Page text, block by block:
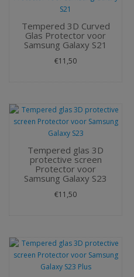
Tempered 3D Curved
Glas Protector voor
Samsung Galaxy S21
€11,50
Tempered glas 3D
protective screen
Protector voor
Samsung Galaxy S23
€11,50